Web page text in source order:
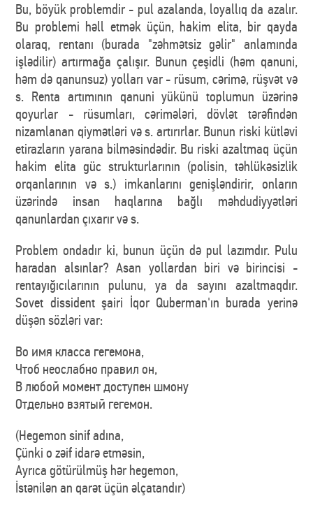
Bu, böyük problemdir - pul azalanda, loyallıq da azalır.
Bu problemi həll etmək üçün, hakim elita, bir qayda
olaraq, rentanı (burada "zəhmətsiz gəlir" anlamında
işlədilir) artırmağa çalışır. Bunun çeşidli (həm qanuni,
həm də qanunsuz) yolları var - rüsum, cərimə, rüşvət və
s. Renta artımının qanuni yükünü toplumun üzərinə
qoyurlar - rüsumları, cərimələri, dövlət tərəfindən
nizamlanan qiymətləri və s. artırırlar. Bunun riski kütləvi
etirazların yarana bilməsindədir. Bu riski azaltmaq üçün
hakim elita güc strukturlarının (polisin, təhlükəsizlik
orqanlarının və s.) imkanlarını genişləndirir, onların
üzərində insan haqlarına bağlı məhdudiyyətləri
qanunlardan çıxarır və s.
Problem ondadır ki, bunun üçün də pul lazımdır. Pulu
haradan alsınlar? Asan yollardan biri və birincisi -
rentayığıcılarının pulunu, ya da sayını azaltmaqdır.
Sovet dissident şairi İqor Quberman'ın burada yerinə
düşən sözləri var:
Во имя класса гегемона,
Чтоб неослабно правил он,
В любой момент доступен шмону
Отдельно взятый гегемон.
(Hegemon sinif adına,
Çünki o zəif idarə etməsin,
Ayrıca götürülmüş hər hegemon,
İstənilən an qarət üçün əlçatandır)